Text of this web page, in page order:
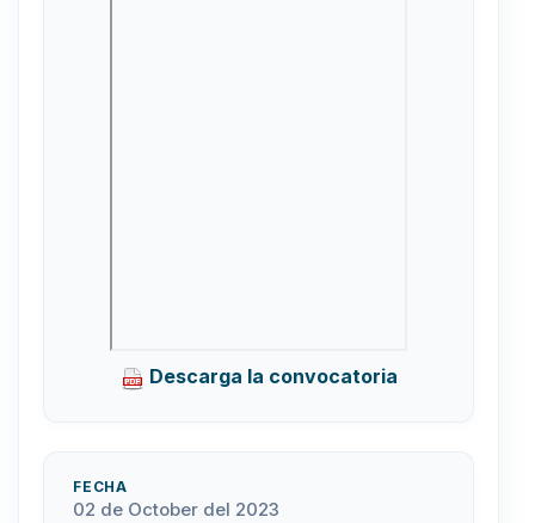
Descarga la convocatoria
FECHA
02 de October del 2023